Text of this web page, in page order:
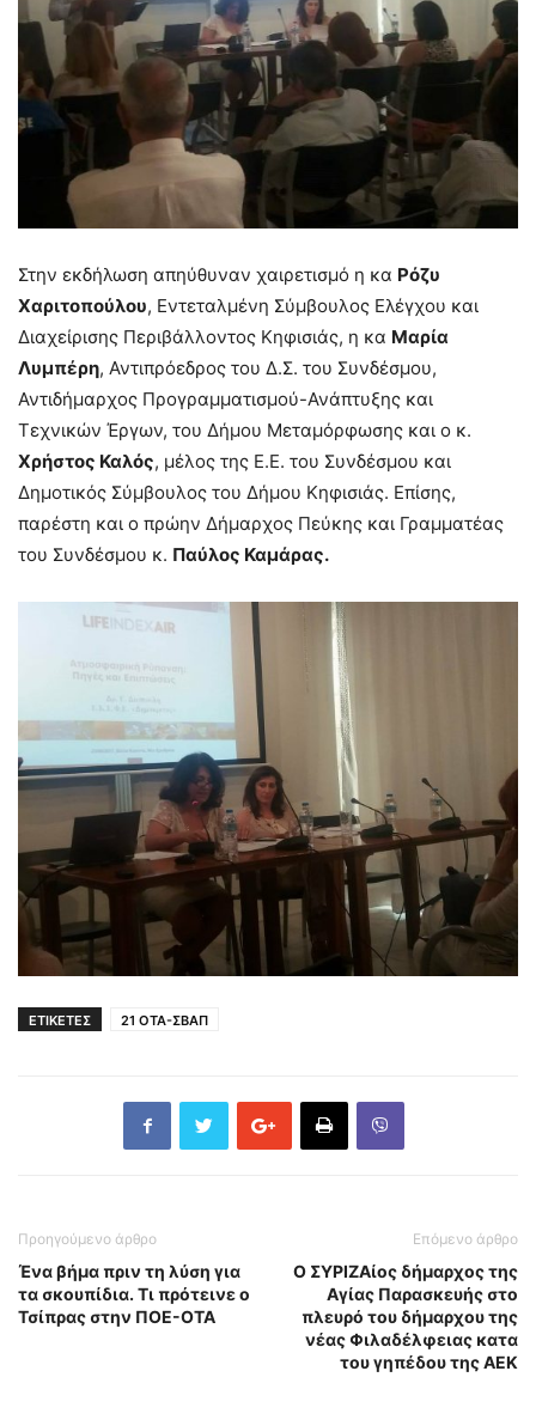
Στην εκδήλωση απηύθυναν χαιρετισμό η κα Ρόζυ
Χαριτοπούλου, Εντεταλμένη Σύμβουλος Ελέγχου και
Διαχείρισης Περιβάλλοντος Κηφισιάς, η κα Μαρία
Λυμπέρη, Αντιπρόεδρος του Δ.Σ. του Συνδέσμου,
Αντιδήμαρχος Προγραμματισμού-Ανάπτυξης και
Τεχνικών Έργων, του Δήμου Μεταμόρφωσης και ο κ.
Χρήστος Καλός, μέλος της Ε.Ε. του Συνδέσμου και
Δημοτικός Σύμβουλος του Δήμου Κηφισιάς. Επίσης,
παρέστη και ο πρώην Δήμαρχος Πεύκης και Γραμματέας
του Συνδέσμου κ. Παύλος Καμάρας.
ΕΤΙΚΕΤΕΣ 21 OTA-ΣΒΑΠ
Προηγούμενο άρθρο
Ένα βήμα πριν τη λύση για
τα σκουπίδια. Τι πρότεινε ο
Τσίπρας στην ΠΟΕ-ΟΤΑ
Επόμενο άρθρο
Ο ΣΥΡΙΖΑίος δήμαρχος της
Αγίας Παρασκευής στο
πλευρό του δήμαρχου της
νέας Φιλαδέλφειας κατα
του γηπέδου της ΑΕΚ